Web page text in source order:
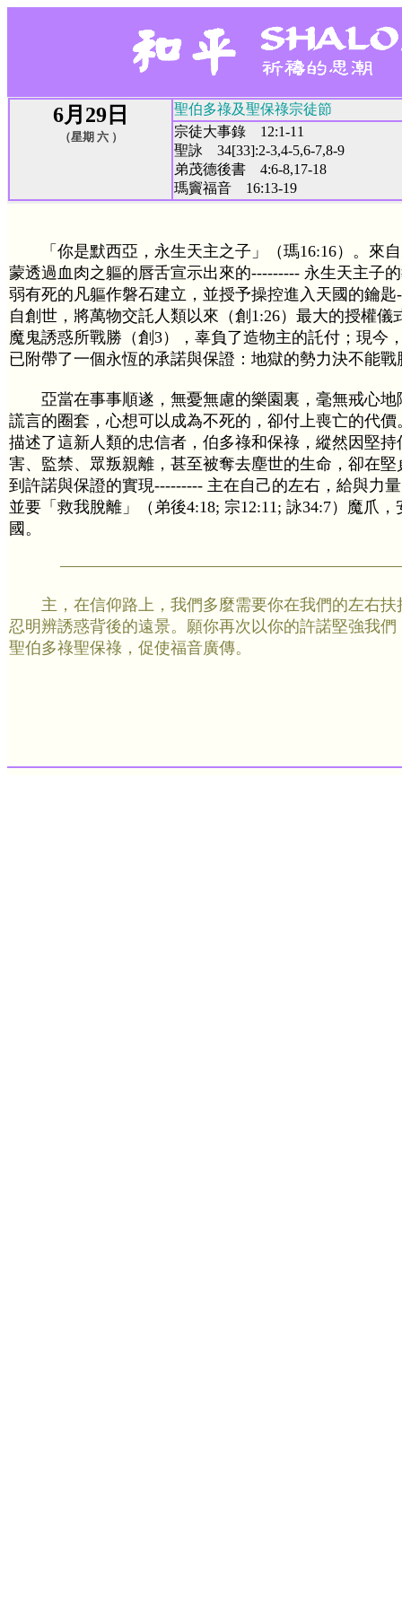
6月29日
（星期 六 ）
聖伯多祿及聖保祿宗徒節
宗徒大事錄 12:1-11
聖詠 34[33]:2-3,4-5,6-7,8-9
弟茂德後書 4:6-8,17-18
瑪竇福音 16:13-19
「你是默西亞，永生天主之子」（瑪16:16）。來
蒙透過血肉之軀的唇舌宣示出來的--------- 永生天主子
弱有死的凡軀作磐石建立，並授予操控進入天國的鑰
自創世，將萬物交託人類以來（創1:26）最大的授權儀
魔鬼誘惑所戰勝（創3），辜負了造物主的託付；現今
已附帶了一個永恆的承諾與保證：地獄的勢力決不能戰
亞當在事事順遂，無憂無慮的樂園裏，毫無戒心地
謊言的圈套，心想可以成為不死的，卻付上喪亡的代
描述了這新人類的忠信者，伯多祿和保祿，縱然因堅持
害、監禁、眾叛親離，甚至被奪去塵世的生命，卻在
到許諾與保證的實現--------- 主在自己的左右，給與力
並要「救我脫離」（弟後4:18; 宗12:11; 詠34:7）魔爪
國。
主，在信仰路上，我們多麼需要你在我們的左右扶
忍明辨誘惑背後的遠景。願你再次以你的許諾堅強我
聖伯多祿聖保祿，促使福音廣傳。